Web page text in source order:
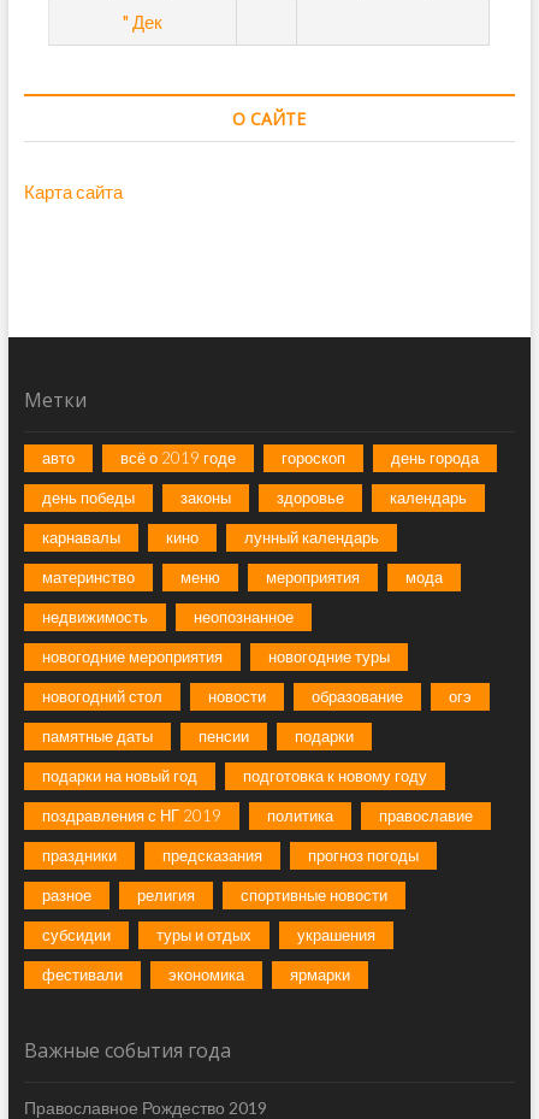
" Дек
О САЙТЕ
Карта сайта
Метки
авто всё о 2019 годе гороскоп день города
день победы законы здоровье календарь
карнавалы кино лунный календарь
материнство меню мероприятия мода
недвижимость неопознанное
новогодние мероприятия новогодние туры
новогодний стол новости образование огэ
памятные даты пенсии подарки
подарки на новый год подготовка к новому году
поздравления с НГ 2019 политика православие
праздники предсказания прогноз погоды
разное религия спортивные новости
субсидии туры и отдых украшения
фестивали экономика ярмарки
Важные события года
Православное Рождество 2019